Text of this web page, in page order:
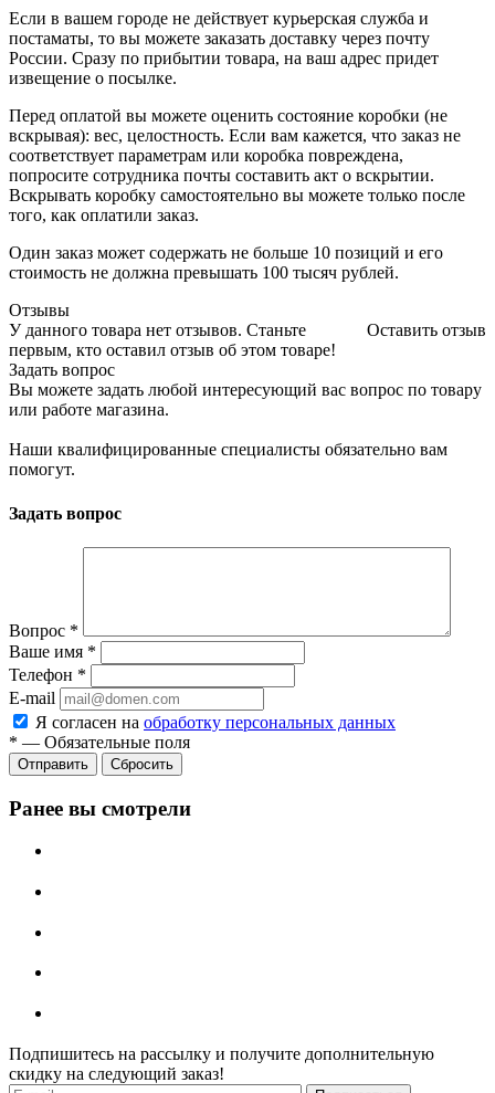
Если в вашем городе не действует курьерская служба и
постаматы, то вы можете заказать доставку через почту
России. Сразу по прибытии товара, на ваш адрес придет
извещение о посылке.
Перед оплатой вы можете оценить состояние коробки (не
вскрывая): вес, целостность. Если вам кажется, что заказ не
соответствует параметрам или коробка повреждена,
попросите сотрудника почты составить акт о вскрытии.
Вскрывать коробку самостоятельно вы можете только после
того, как оплатили заказ.
Один заказ может содержать не больше 10 позиций и его
стоимость не должна превышать 100 тысяч рублей.
Отзывы
Оставить отзыв
У данного товара нет отзывов. Станьте
первым, кто оставил отзыв об этом товаре!
Задать вопрос
Вы можете задать любой интересующий вас вопрос по товару
или работе магазина.
Наши квалифицированные специалисты обязательно вам
помогут.
Задать вопрос
Вопрос *
Ваше имя *
Телефон *
E-mail
Я согласен на обработку персональных данных
* — Обязательные поля
Отправить Сбросить
Ранее вы смотрели
Подпишитесь на рассылку и получите дополнительную
скидку на следующий заказ!